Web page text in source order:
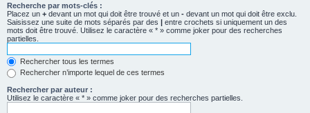
Recherche par mots-clés :
Placez un + devant un mot qui doit être trouvé et un - devant un mot qui doit être exclu.
Saisissez une suite de mots séparés par des | entre crochets si uniquement un des
mots doit être trouvé. Utilisez le caractère « * » comme joker pour des recherches
partielles.
Rechercher tous les termes
Rechercher n’importe lequel de ces termes
Rechercher par auteur :
Utilisez le caractère « * » comme joker pour des recherches partielles.